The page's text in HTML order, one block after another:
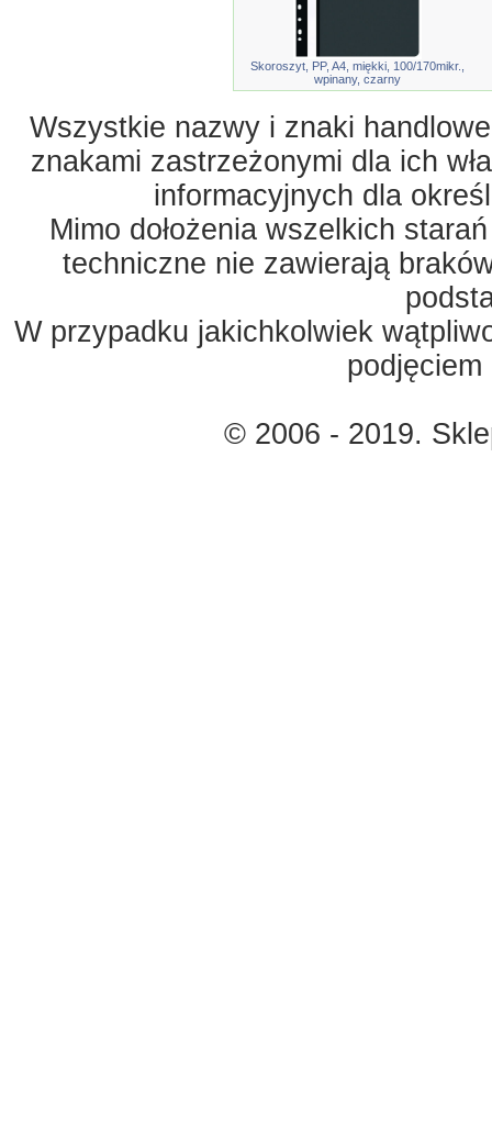
Skoroszyt, PP, A4, miękki, 100/170mikr.,
wpinany, czarny
Wszystkie nazwy i znaki
znakami zastrzeżonymi dla ich
informacyjnych dla
Mimo dołożenia wszelkich
techniczne nie zawierają
W przypadku jakichkolwiek
© 2006 - 2019.